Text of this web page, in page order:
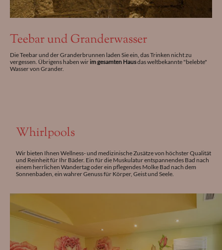
Teebar und Granderwasser
Die Teebar und der Granderbrunnen laden Sie ein, das Trinken nicht zu
vergessen. Übrigens haben wir im gesamten Hausdas weltbekannte "belebte"
Wasser von Grander.
Whirlpools
Wir bieten Ihnen Wellness- und medizinische Zusätze von höchster Qualität
und Reinheit für Ihr Bäder. Ein für die Muskulatur entspannendes Bad nach
einem herrlichen Wandertag oder ein pflegendes Molke Bad nach dem
Sonnenbaden, ein wahrer Genuss für Körper, Geist und Seele.